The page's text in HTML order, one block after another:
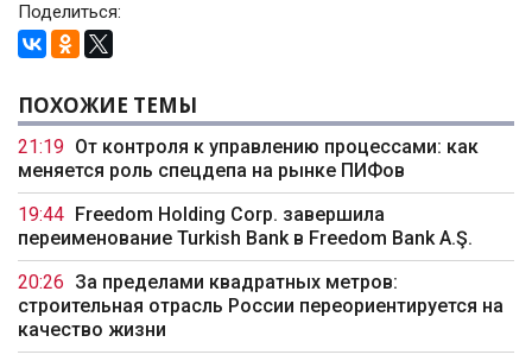
Поделиться:
ПОХОЖИЕ ТЕМЫ
21:19 От контроля к управлению процессами: как
меняется роль спецдепа на рынке ПИФов
19:44
Freedom Holding Corp. завершила
переименование Turkish Bank в Freedom Bank A.Ş.
20:26 За пределами квадратных метров:
строительная отрасль России переориентируется на
качество жизни